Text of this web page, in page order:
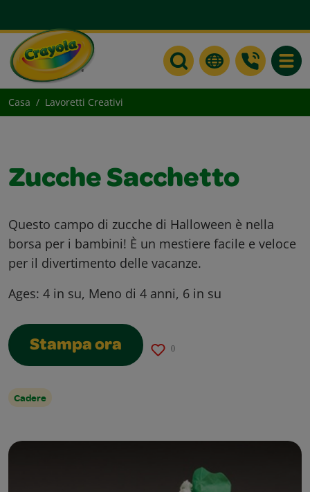
Casa Lavoretti Creativi
Zucche Sacchetto
Questo campo di zucche di Halloween è nella
borsa per i bambini! È un mestiere facile e veloce
per il divertimento delle vacanze.
Ages: 4 in su, Meno di 4 anni, 6 in su
Stampa ora 0
Cadere